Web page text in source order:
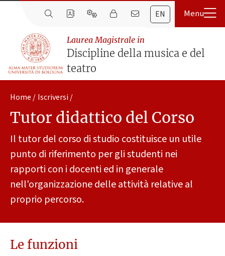
EN
Laurea Magistrale in
Discipline della musica e del
teatro
Home Iscriversi
Tutor didattico del Corso
Il tutor del corso di studio costituisce un utile
punto di riferimento per gli studenti nei
rapporti con i docenti ed in generale
nell'organizzazione delle attività relative al
proprio percorso.
Le funzioni